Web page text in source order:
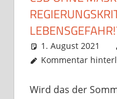
1. August 2021
Kommentar
Wird das der